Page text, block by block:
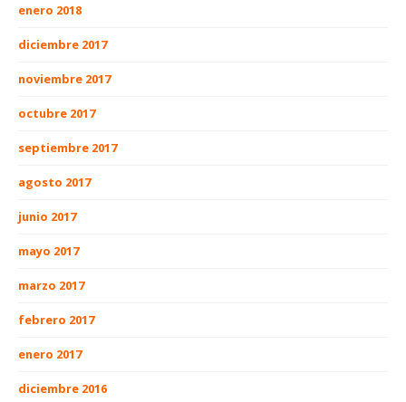
enero 2018
diciembre 2017
noviembre 2017
octubre 2017
septiembre 2017
agosto 2017
junio 2017
mayo 2017
marzo 2017
febrero 2017
enero 2017
diciembre 2016